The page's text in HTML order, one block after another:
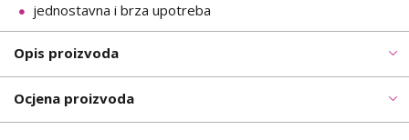
jednostavna i brza upotreba
Opis proizvoda
Ocjena proizvoda